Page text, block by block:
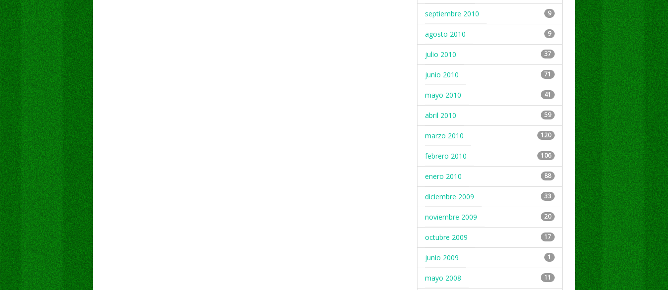
septiembre 2010 9
agosto 2010 9
julio 2010 37
junio 2010 71
mayo 2010 41
abril 2010 59
marzo 2010 120
febrero 2010 106
enero 2010 88
diciembre 2009 33
noviembre 2009 20
octubre 2009 17
junio 2009 1
mayo 2008 11